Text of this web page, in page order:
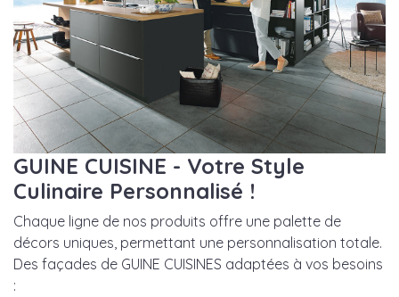
GUINE CUISINE - Votre Style
Culinaire Personnalisé !
Chaque ligne de nos produits offre une palette de
décors uniques, permettant une personnalisation totale.
Des façades de GUINE CUISINES adaptées à vos besoins
: